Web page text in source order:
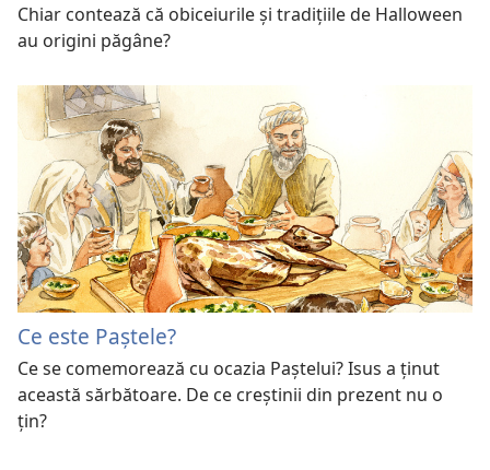
Chiar contează că obiceiurile și tradițiile de Halloween
au origini păgâne?
Ce este Paștele?
Ce se comemorează cu ocazia Paștelui? Isus a ținut
această sărbătoare. De ce creștinii din prezent nu o
țin?